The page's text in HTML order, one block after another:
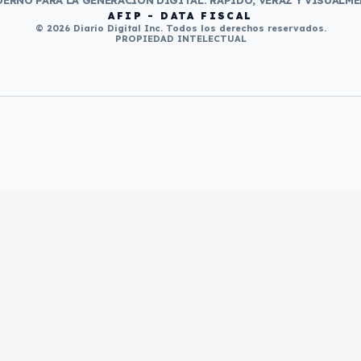
AFIP - DATA FISCAL
© 2026 Diario Digital Inc. Todos los derechos reservados.
PROPIEDAD INTELECTUAL